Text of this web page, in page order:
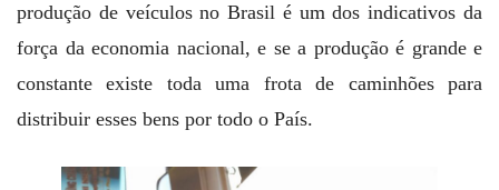
produção de veículos no Brasil é um dos indicativos da
força da economia nacional, e se a produção é grande e
constante existe toda uma frota de caminhões para
distribuir esses bens por todo o País.